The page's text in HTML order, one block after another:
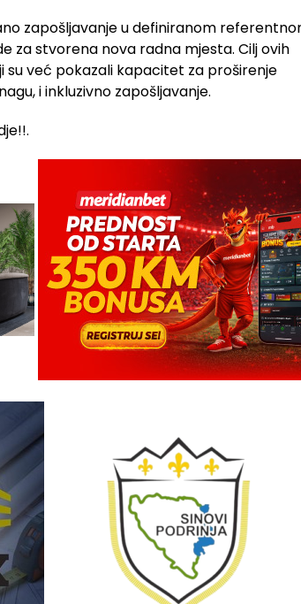
zapošljavanje u definiranom
za stvorena nova radna mjesta. Cilj ovih
već pokazali kapacitet za proširenje
i inkluzivno zapošljavanje.